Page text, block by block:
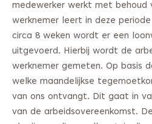
medewerker werkt met behoud
werknemer leert in deze
circa 8 weken wordt er een
uitgevoerd. Hierbij wordt de
werknemer gemeten. Op basis
welke maandelijkse
van ons ontvangt. Dit gaat in
van de arbeidsovereenkomst.